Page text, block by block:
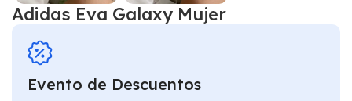
Adidas Eva Galaxy Mujer
Evento de Descuentos